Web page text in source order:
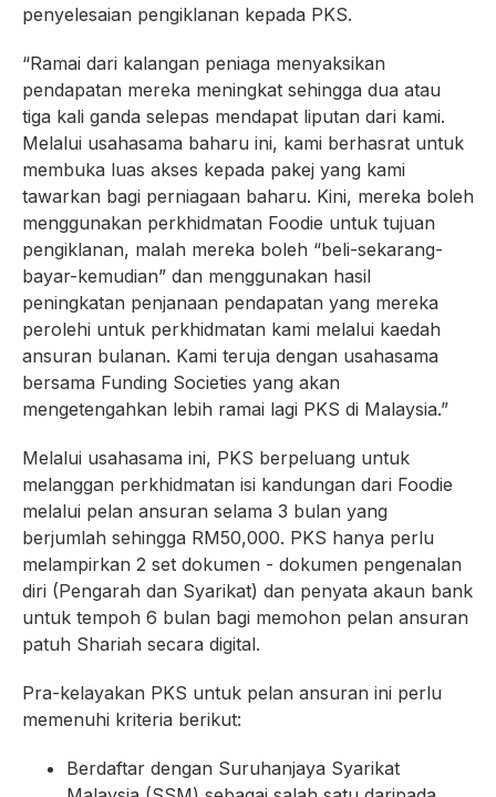
penyelesaian pengiklanan kepada PKS.
“Ramai dari kalangan peniaga menyaksikan
pendapatan mereka meningkat sehingga dua atau
tiga kali ganda selepas mendapat liputan dari kami.
Melalui usahasama baharu ini, kami berhasrat untuk
membuka luas akses kepada pakej yang kami
tawarkan bagi perniagaan baharu. Kini, mereka boleh
menggunakan perkhidmatan Foodie untuk tujuan
pengiklanan, malah mereka boleh “beli-sekarang-
bayar-kemudian” dan menggunakan hasil
peningkatan penjanaan pendapatan yang mereka
perolehi untuk perkhidmatan kami melalui kaedah
ansuran bulanan. Kami teruja dengan usahasama
bersama Funding Societies yang akan
mengetengahkan lebih ramai lagi PKS di Malaysia.”
Melalui usahasama ini, PKS berpeluang untuk
melanggan perkhidmatan isi kandungan dari Foodie
melalui pelan ansuran selama 3 bulan yang
berjumlah sehingga RM50,000. PKS hanya perlu
melampirkan 2 set dokumen - dokumen pengenalan
diri (Pengarah dan Syarikat) dan penyata akaun bank
untuk tempoh 6 bulan bagi memohon pelan ansuran
patuh Shariah secara digital.
Pra-kelayakan PKS untuk pelan ansuran ini perlu
memenuhi kriteria berikut:
Berdaftar dengan Suruhanjaya Syarikat